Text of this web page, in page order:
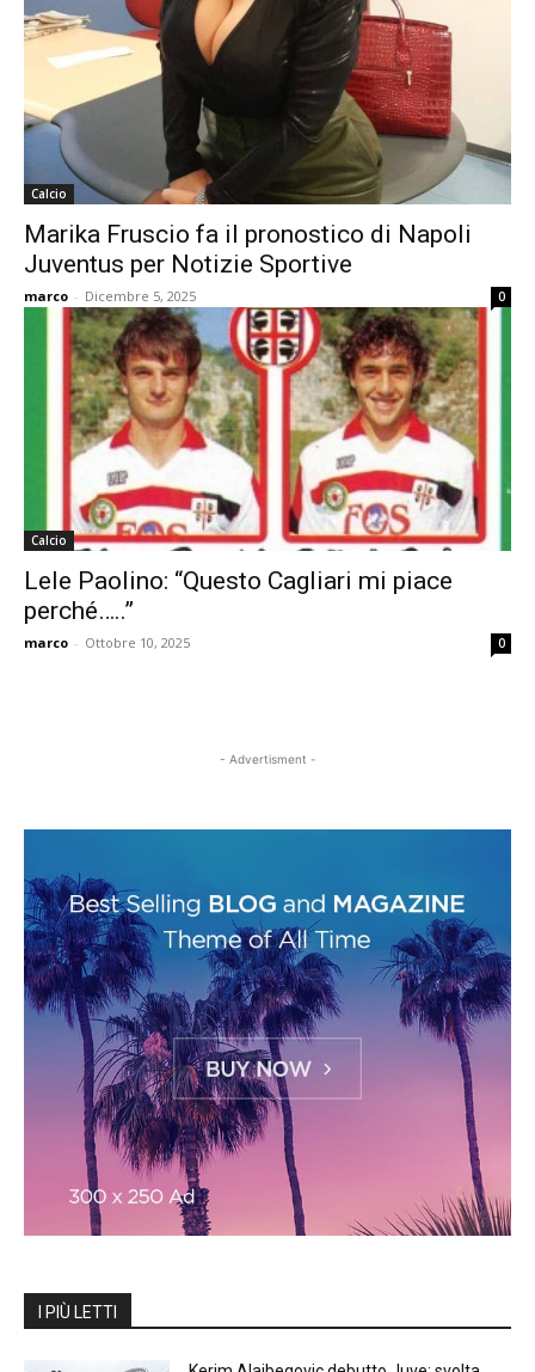
Calcio
Marika Fruscio fa il pronostico di Napoli
Juventus per Notizie Sportive
marco - Dicembre 5, 2025 0
Calcio
Lele Paolino: “Questo Cagliari mi piace
perché…..”
marco - Ottobre 10, 2025 0
- Advertisment -
I PIÙ LETTI